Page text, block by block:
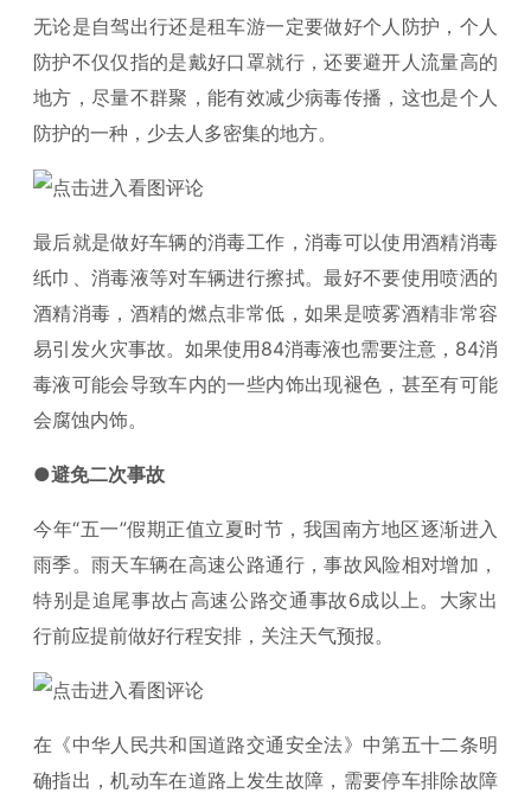
无论是自驾出行还是租车游一定要做好个人防护，个人
防护不仅仅指的是戴好口罩就行，还要避开人流量高的
地方，尽量不群聚，能有效减少病毒传播，这也是个人
防护的一种，少去人多密集的地方。
最后就是做好车辆的消毒工作，消毒可以使用酒精消毒
纸巾、消毒液等对车辆进行擦拭。最好不要使用喷洒的
酒精消毒，酒精的燃点非常低，如果是喷雾酒精非常容
易引发火灾事故。如果使用84消毒液也需要注意，84消
毒液可能会导致车内的一些内饰出现褪色，甚至有可能
会腐蚀内饰。
●避免二次事故
今年“五一”假期正值立夏时节，我国南方地区逐渐进入
雨季。雨天车辆在高速公路通行，事故风险相对增加，
特别是追尾事故占高速公路交通事故6成以上。大家出
行前应提前做好行程安排，关注天气预报。
在《中华人民共和国道路交通安全法》中第五十二条明
确指出，机动车在道路上发生故障，需要停车排除故障